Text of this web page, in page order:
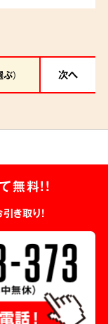
族さまへ配
心して任せ
） 次へ
無料!!
き取り！